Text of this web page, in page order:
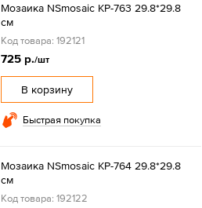
Мозаика NSmosaic KP-763 29.8*29.8
см
Код товара: 192121
725 р./шт
В корзину
Быстрая покупка
Мозаика NSmosaic KP-764 29.8*29.8
см
Код товара: 192122